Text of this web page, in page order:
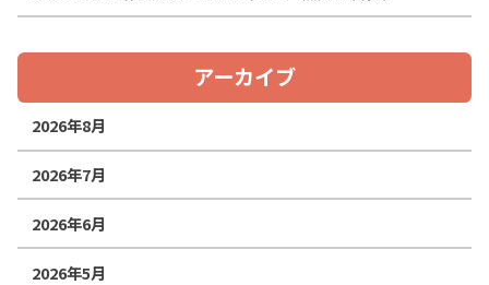
アーカイブ
2026年8月
2026年7月
2026年6月
2026年5月